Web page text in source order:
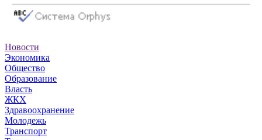
Новости
Экономика
Общество
Образование
Власть
ЖКХ
Здравоохранение
Молодежь
Транспорт